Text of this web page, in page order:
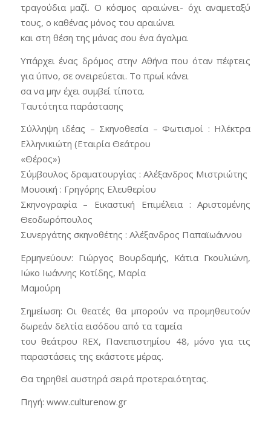
τραγούδια μαζί. Ο κόσμος αραιώνει- όχι αναμεταξύ
τους, ο καθένας μόνος του αραιώνει
και στη θέση της μάνας σου ένα άγαλμα.
Υπάρχει ένας δρόμος στην Αθήνα που όταν πέφτεις
για ύπνο, σε ονειρεύεται. Το πρωί κάνει
σα να μην έχει συμβεί τίποτα.
Ταυτότητα παράστασης
Σύλληψη ιδέας – Σκηνοθεσία – Φωτισμοί : Ηλέκτρα
Ελληνικιώτη (Εταιρία Θεάτρου
«Θέρος»)
Σύμβουλος δραματουργίας : Αλέξανδρος Μιστριώτης
Μουσική : Γρηγόρης Ελευθερίου
Σκηνογραφία – Εικαστική Επιμέλεια : Αριστομένης
Θεοδωρόπουλος
Συνεργάτης σκηνοθέτης : Αλέξανδρος Παπαϊωάννου
Ερμηνεύουν: Γιώργος Βουρδαμής, Κάτια Γκουλιώνη,
Ιώκο Ιωάννης Κοτίδης, Μαρία
Μαμούρη
Σημείωση: Οι θεατές θα μπορούν να προμηθευτούν
δωρεάν δελτία εισόδου από τα ταμεία
του θεάτρου REX, Πανεπιστημίου 48, μόνο για τις
παραστάσεις της εκάστοτε μέρας.
Θα τηρηθεί αυστηρά σειρά προτεραιότητας.
Πηγή: www.culturenow.gr